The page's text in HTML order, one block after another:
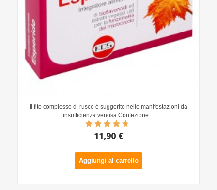
Il fito complesso di rusco é suggerito nelle manifestazioni da
insufficienza venosa Confezione:...
11,90 €
Aggiungi al carrello